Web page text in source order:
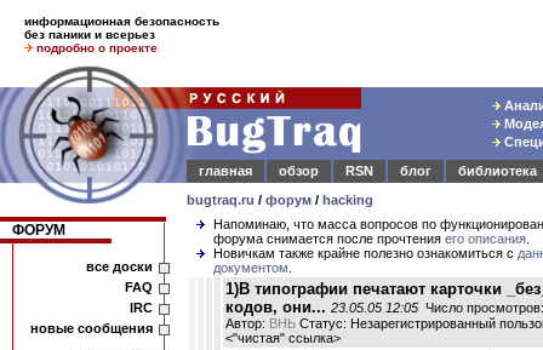
информационная безопасность
без паники и всерьез
подробно о проекте
главная
обзор RSN блог
библиотека
bugtraq.ru / форум / hacking
ФОРУМ
все доски
FAQ
IRC
новые сообщения
Напоминаю, что масса вопросов по
форума снимается после прочтения его описания
Новичкам также крайне полезно ознакомиться с
документом
1)В типографии печатают карточки
кодов, они... 23.05.05 12:05 Число
Автор: ВНЬ Статус: Незарегистрированный
<"чистая" ссылка>